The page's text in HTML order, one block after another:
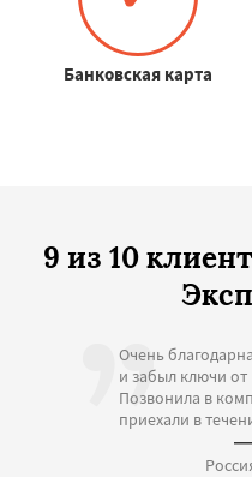
Банковская карта
9 из 10
Очень
и забыл ключи
Позвонила в
приехали в
—